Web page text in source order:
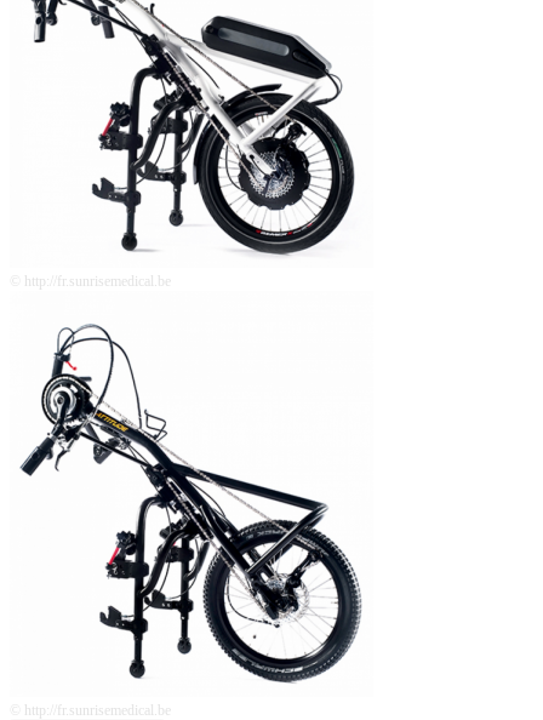
© http://fr.sunrisemedical.be
© http://fr.sunrisemedical.be